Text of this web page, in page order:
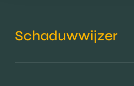
Schaduwwijzer